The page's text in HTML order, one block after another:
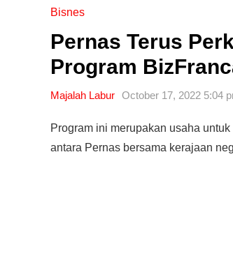
Bisnes
Pernas Terus
Program
Majalah Labur October 17, 2022 5:04
Program ini merupakan usaha
antara Pernas bersama kerajaan